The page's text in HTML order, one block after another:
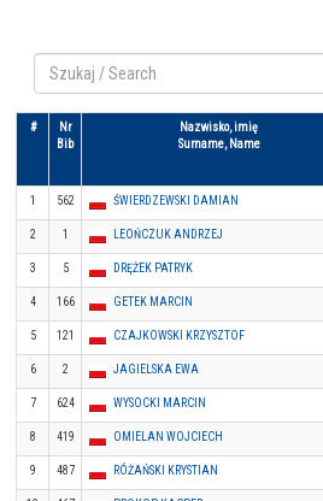
#
Nr
Bib
Nazwisko, imię
Surname, Name
1 562 ŚWIERDZEWSKI DAMIAN
2 1 LEOŃCZUK ANDRZEJ
3 5 DRĘŻEK PATRYK
4 166 GETEK MARCIN
5 121 CZAJKOWSKI KRZYSZTOF
6 2 JAGIELSKA EWA
7 624 WYSOCKI MARCIN
8 419 OMIELAN WOJCIECH
9 487 RÓŻAŃSKI KRYSTIAN